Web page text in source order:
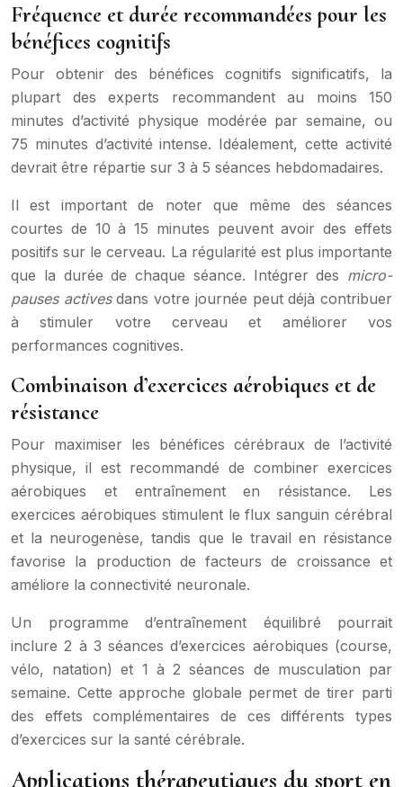
Fréquence et durée recommandées pour les
bénéfices cognitifs
Pour obtenir des bénéfices cognitifs significatifs, la
plupart des experts recommandent au moins 150
minutes d’activité physique modérée par semaine, ou
75 minutes d’activité intense. Idéalement, cette activité
devrait être répartie sur 3 à 5 séances hebdomadaires.
Il est important de noter que même des séances
courtes de 10 à 15 minutes peuvent avoir des effets
positifs sur le cerveau. La régularité est plus importante
que la durée de chaque séance. Intégrer des micro-
pauses activesdans votre journée peut déjà contribuer
à stimuler votre cerveau et améliorer vos
performances cognitives.
Combinaison d’exercices aérobiques et de
résistance
Pour maximiser les bénéfices cérébraux de l’activité
physique, il est recommandé de combiner exercices
aérobiques et entraînement en résistance. Les
exercices aérobiques stimulent le flux sanguin cérébral
et la neurogenèse, tandis que le travail en résistance
favorise la production de facteurs de croissance et
améliore la connectivité neuronale.
Un programme d’entraînement équilibré pourrait
inclure 2 à 3 séances d’exercices aérobiques (course,
vélo, natation) et 1 à 2 séances de musculation par
semaine. Cette approche globale permet de tirer parti
des effets complémentaires de ces différents types
d’exercices sur la santé cérébrale.
Applications thérapeutiques du sport en